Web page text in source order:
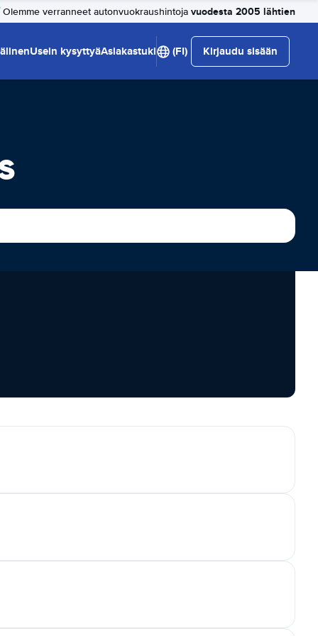
Olemme verranneet autonvuokraushintoja vuodesta 2005 lähtien
Usein kysyttyäAsiakastuki (FI) Kirjaudu sisään